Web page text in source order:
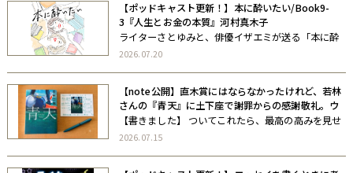
酒片手にゆるゆる語り合います。 […]
【ポッドキャスト更新！】本に酔いたい/Book9-
3『人生とお金の本質』河村真木子
ライターさとゆみと、俳優イザエミが送る「本に酔
いたい」。 お互いがお互いに「この本を読んでほし
い/Book9-3『人生とお金の本質』 […]
2026.07.20
【note公開】直木賞にはならなかったけれど、若林
さんの『青天』に土下座で謝罪からの感謝敬礼。ウ
チらを信頼してくれてありがとう。
【書きました】 ついてこれたら、最高の高みを見せ
てやる。そんな「ライブ会場にいる人しか見れない
2026.07.15